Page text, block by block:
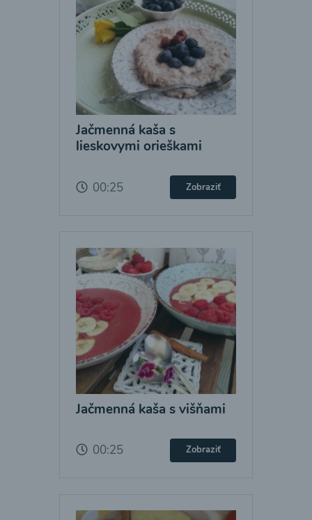
Jačmenná kaša s
lieskovymi orieškami
00:25 Zobraziť
Jačmenná kaša s višňami
00:25 Zobraziť